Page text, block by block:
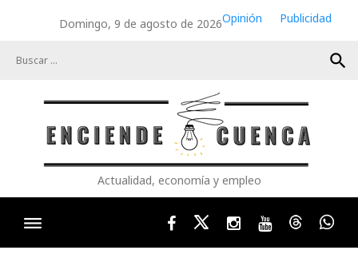
Domingo, 9 de agosto de 2026Opinión
Publicidad
search
Actualidad, economía y empleo
FacebookTwitterInstagram
YoutubeThreads